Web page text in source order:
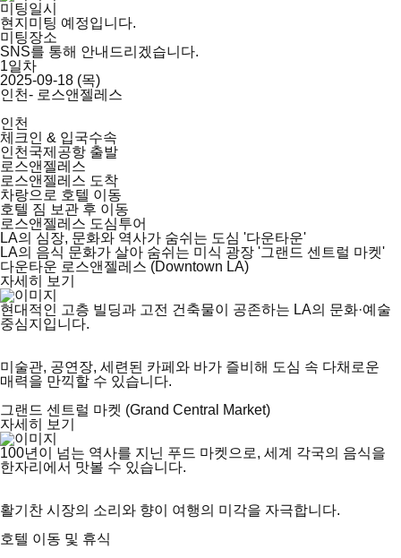
미팅일시
현지미팅 예정입니다.
미팅장소
SNS를 통해 안내드리겠습니다.
1일차
2025-09-18 (목)
인천- 로스앤젤레스
인천
체크인 & 입국수속
인천국제공항 출발
로스앤젤레스
로스앤젤레스 도착
차랑으로 호텔 이동
호텔 짐 보관 후 이동
로스앤젤레스 도심투어
LA의 심장, 문화와 역사가 숨쉬는 도심 '다운타운'
LA의 음식 문화가 살아 숨쉬는 미식 광장 '그랜드 센트럴 마켓'
다운타운 로스앤젤레스 (Downtown LA)
자세히 보기
현대적인 고층 빌딩과 고전 건축물이 공존하는 LA의 문화·예술
중심지입니다.
미술관, 공연장, 세련된 카페와 바가 즐비해 도심 속 다채로운
매력을 만끽할 수 있습니다.
그랜드 센트럴 마켓 (Grand Central Market)
자세히 보기
100년이 넘는 역사를 지닌 푸드 마켓으로, 세계 각국의 음식을
한자리에서 맛볼 수 있습니다.
활기찬 시장의 소리와 향이 여행의 미각을 자극합니다.
호텔 이동 및 휴식